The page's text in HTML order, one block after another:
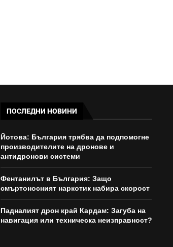
ПОСЛЕДНИ НОВИНИ
Йотова: България трябва да подпомогне
производителите на дронове и
антидронови системи
Фентанилът в България: Защо
смъртоносният наркотик набира скорост
Падналият дрон край Кардам: Загуба на
навигация или техническа неизправност?